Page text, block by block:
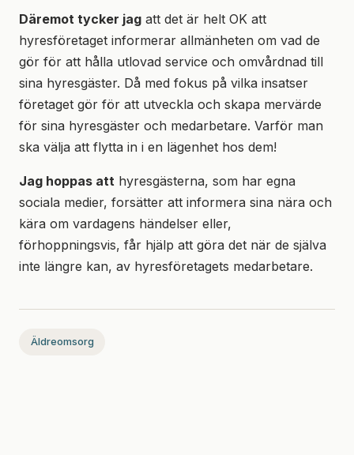
Däremot tycker jag att det är helt OK att
hyresföretaget informerar allmänheten om vad de
gör för att hålla utlovad service och omvårdnad till
sina hyresgäster. Då med fokus på vilka insatser
företaget gör för att utveckla och skapa mervärde
för sina hyresgäster och medarbetare. Varför man
ska välja att flytta in i en lägenhet hos dem!
Jag hoppas att hyresgästerna, som har egna
sociala medier, forsätter att informera sina nära och
kära om vardagens händelser eller,
förhoppningsvis, får hjälp att göra det när de själva
inte längre kan, av hyresföretagets medarbetare.
Äldreomsorg